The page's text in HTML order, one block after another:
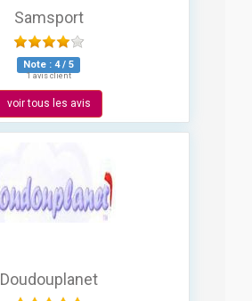
Samsport
Note : 4/ 5
1 avis client
voir tous les avis
Doudouplanet